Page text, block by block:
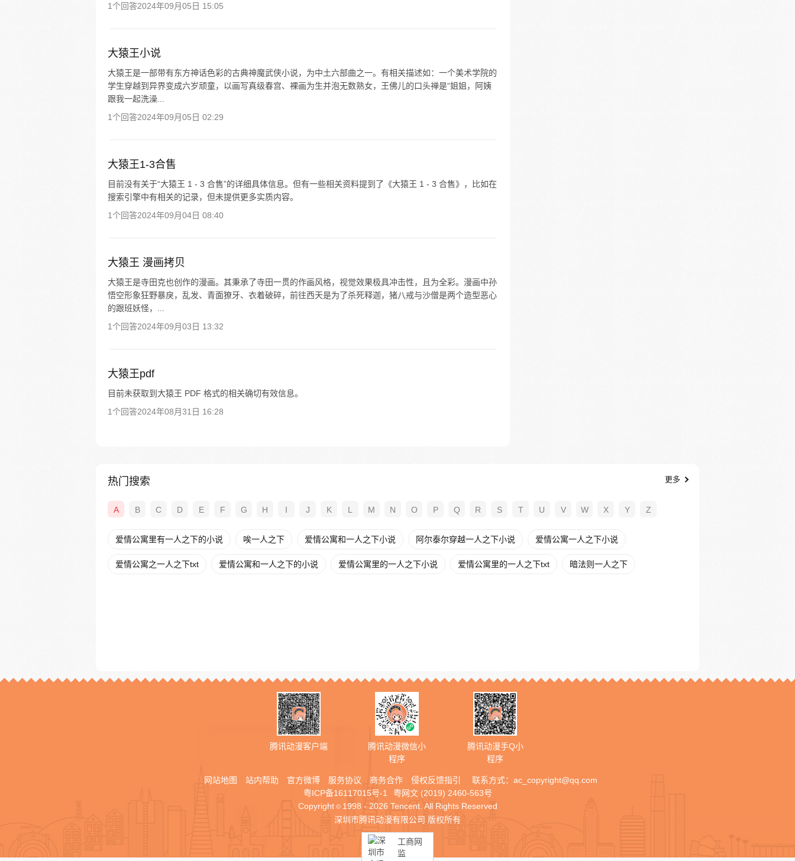
1个回答2024年09月05日 15:05
大猿王小说
大猿王是一部带有东方神话色彩的古典神魔武侠小说，为中土六部曲之一。有相关描述如：一个美术学院的
学生穿越到异界变成六岁顽童，以画写真级春宫、裸画为生并泡无数熟女，王佛儿的口头禅是“姐姐，阿姨
跟我一起洗澡...
1个回答2024年09月05日 02:29
大猿王1-3合售
目前没有关于“大猿王 1 - 3 合售”的详细具体信息。但有一些相关资料提到了《大猿王 1 - 3 合售》，比如在
搜索引擎中有相关的记录，但未提供更多实质内容。
1个回答2024年09月04日 08:40
大猿王 漫画拷贝
大猿王是寺田克也创作的漫画。其秉承了寺田一贯的作画风格，视觉效果极具冲击性，且为全彩。漫画中孙
悟空形象狂野暴戾，乱发、青面獠牙、衣着破碎，前往西天是为了杀死释迦，猪八戒与沙僧是两个造型恶心
的跟班妖怪，...
1个回答2024年09月03日 13:32
大猿王pdf
目前未获取到大猿王 PDF 格式的相关确切有效信息。
1个回答2024年08月31日 16:28
热门搜索 更多
A B C D E F G H I J K L M N O P Q R S T U V W X Y Z
爱情公寓里有一人之下的小说 唉一人之下 爱情公寓和一人之下小说 阿尔泰尔穿越一人之下小说 爱情公寓一人之下小说
爱情公寓之一人之下txt 爱情公寓和一人之下的小说 爱情公寓里的一人之下小说 爱情公寓里的一人之下txt 暗法则一人之下
腾讯动漫客户端
腾讯动漫微信小
程序
腾讯动漫手Q小
程序
网站地图 站内帮助 官方微博 服务协议 商务合作 侵权反馈指引 联系方式： ac_copyright@qq.com
粤ICP备16117015号-1
粤网文 (2019) 2460-563号
Copyright © 1998 - 2026 Tencent. All Rights Reserved
深圳市腾讯动漫有限公司 版权所有
工商网
监